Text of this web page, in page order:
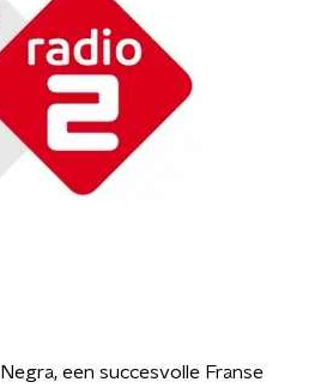
een succesvolle Franse